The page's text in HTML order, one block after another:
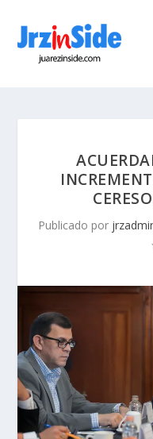
Publicado por